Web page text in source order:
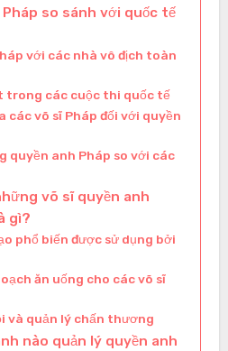
so sánh với quốc tế
với các nhà vô địch toàn
trong các cuộc thi quốc tế
các võ sĩ Pháp đối với quyền
quyền anh Pháp so với các
võ sĩ quyền anh
gì?
phổ biến được sử dụng bởi
ăn uống cho các võ sĩ
và quản lý chấn thương
nào quản lý quyền anh